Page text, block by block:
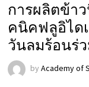
การผลิตข้า
คนิคฟลูอิได
วันลมร้อนร่
by Academy of